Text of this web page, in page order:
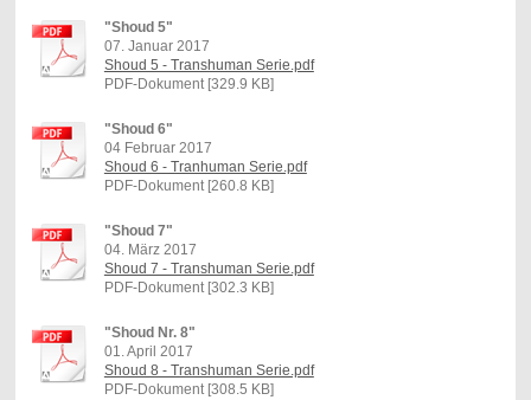
"Shoud 5"
07. Januar 2017
Shoud 5 - Transhuman Serie.pdf
PDF-Dokument [329.9 KB]
"Shoud 6"
04 Februar 2017
Shoud 6 - Tranhuman Serie.pdf
PDF-Dokument [260.8 KB]
"Shoud 7"
04. März 2017
Shoud 7 - Transhuman Serie.pdf
PDF-Dokument [302.3 KB]
"Shoud Nr. 8"
01. April 2017
Shoud 8 - Transhuman Serie.pdf
PDF-Dokument [308.5 KB]